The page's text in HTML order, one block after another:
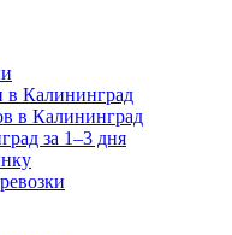
в Калининград
в Калининград
за 1–3 дня